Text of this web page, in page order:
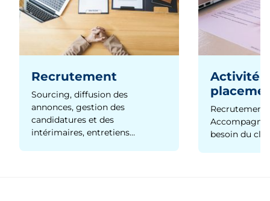
Recrutement
Sourcing, diffusion des
annonces, gestion des
candidatures et des
intérimaires, entretiens…
Activité
Recrutement
besoin du